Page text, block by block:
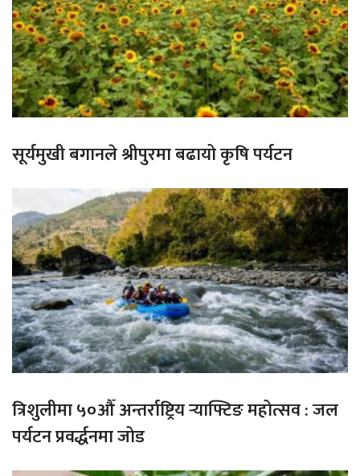
सूर्यमुखी बगानले श्रीपुरमा बढायो कृषि पर्यटन
त्रिशुलीमा ५०औँ अन्तर्राष्ट्रिय र्‍याफ्टिङ महोत्सव : जल
पर्यटन प्रवर्द्धनमा जोड